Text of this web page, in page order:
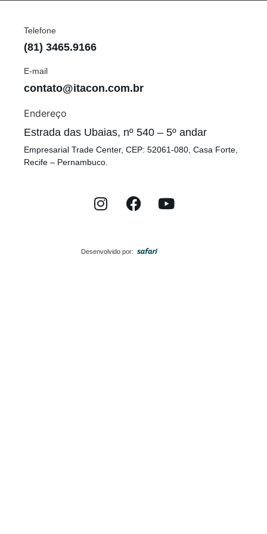
Telefone
(81) 3465.9166
E-mail
contato@itacon.com.br
Endereço
Estrada das Ubaias, nº 540 – 5º andar
Empresarial Trade Center, CEP: 52061-080, Casa Forte,
Recife – Pernambuco.
Desenvolvido por: